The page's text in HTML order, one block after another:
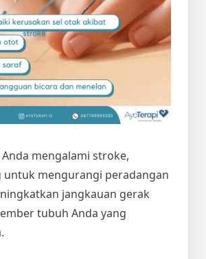
mengalami stroke,
untuk mengurangi peradangan
jangkauan gerak
tubuh Anda yang